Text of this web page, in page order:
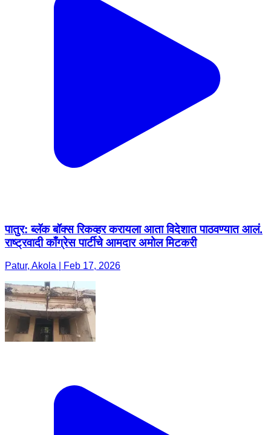
पातुर: ब्लॅक बॉक्स रिकव्हर करायला आता विदेशात पाठवण्यात आलं.
राष्ट्रवादी काँग्रेस पार्टीचे आमदार अमोल मिटकरी
Patur, Akola | Feb 17, 2026